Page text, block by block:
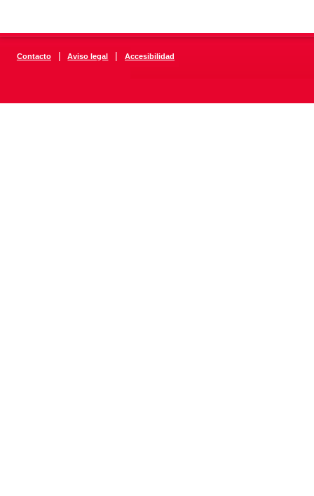
Contacto | Aviso legal | Accesibilidad